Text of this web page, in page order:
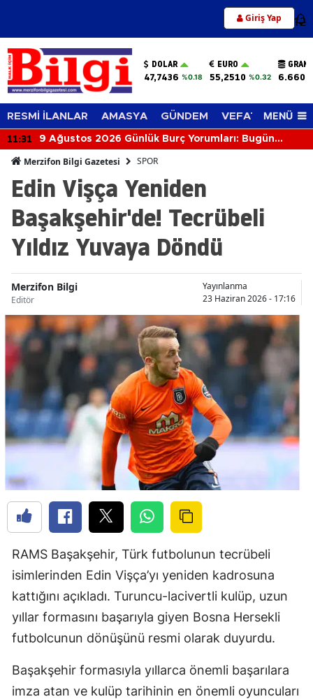
Giriş Yap 12
DOLAR
47,7436 %0.18
EURO
55,2510 %0.32
RESMİ İLANLAR AMASYA GÜNDEM VEFAT EDENLER
MENÜ
11:31
9 Ağustos 2026 Günlük Burç Yorumları: Bugün
Merzifon Bilgi Gazetesi SPOR
Edin Vişça Yeniden
Başakşehir'de! Tecrübeli
Yıldız Yuvaya Döndü
Merzifon Bilgi
Editör
Yayınlanma
23 Haziran 2026 - 17:16
RAMS Başakşehir, Türk futbolunun tecrübeli
isimlerinden Edin Vişça’yı yeniden kadrosuna
kattığını açıkladı. Turuncu-lacivertli kulüp, uzun
yıllar formasını başarıyla giyen Bosna Hersekli
futbolcunun dönüşünü resmi olarak duyurdu.
Başakşehir formasıyla yıllarca önemli başarılara
imza atan ve kulüp tarihinin en önemli oyuncuları